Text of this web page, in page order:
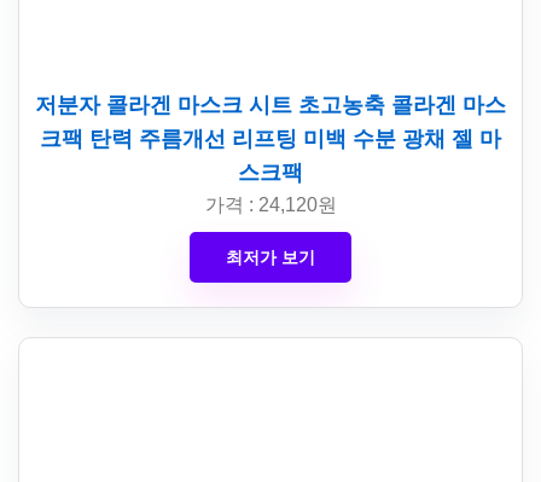
저분자 콜라겐 마스크 시트 초고농축 콜라겐 마스
크팩 탄력 주름개선 리프팅 미백 수분 광채 젤 마
스크팩
가격 : 24,120원
최저가 보기